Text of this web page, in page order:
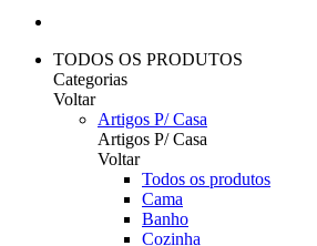
TODOS OS PRODUTOS
Categorias
Voltar
Artigos P/ Casa
Artigos P/ Casa
Voltar
Todos os produtos
Cama
Banho
Cozinha